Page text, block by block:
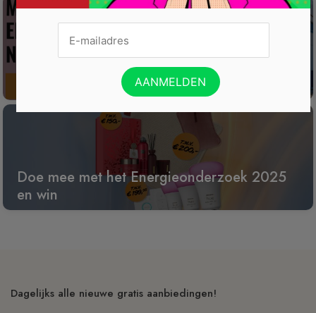
Win een wijnreis naar Spanje
Doe mee met het Energieonderzoek 2025
en win
Dagelijks alle nieuwe gratis aanbiedingen!